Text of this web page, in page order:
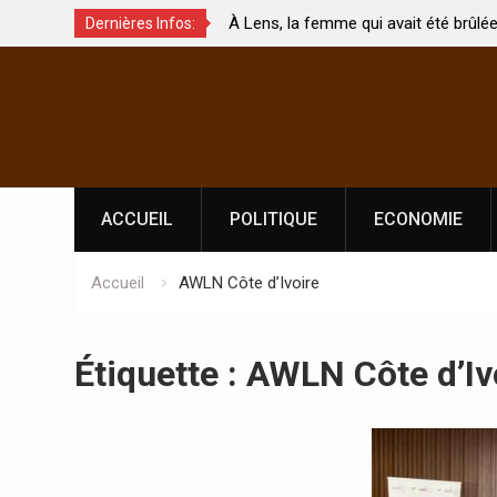
Dernières Infos:
?
À Lens, la femme qui avait été brûlée avec son bébé
par son mari est morte
ACCUEIL POLITIQUE ECONOMIE
Accueil AWLN Côte d’Ivoire
Étiquette : AWLN Côte